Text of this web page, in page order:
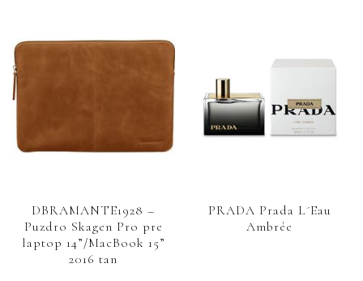
DBRAMANTE1928 –
Puzdro Skagen Pro pre
laptop 14”/MacBook 15”
2016 tan
PRADA Prada L´Eau
Ambrée